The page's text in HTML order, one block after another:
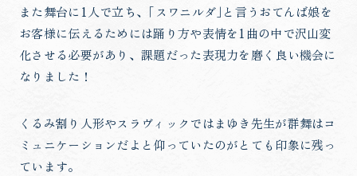
また舞台に1人で立ち、｢スワニルダ｣と言うおてんば娘を
お客様に伝えるためには踊り方や表情を1曲の中で沢山変
化させる必要があり、課題だった表現力を磨く良い機会に
なりました！
くるみ割り人形やスラヴィックではまゆき先生が群舞はコ
ミュニケーションだよと仰っていたのがとても印象に残っ
ています。